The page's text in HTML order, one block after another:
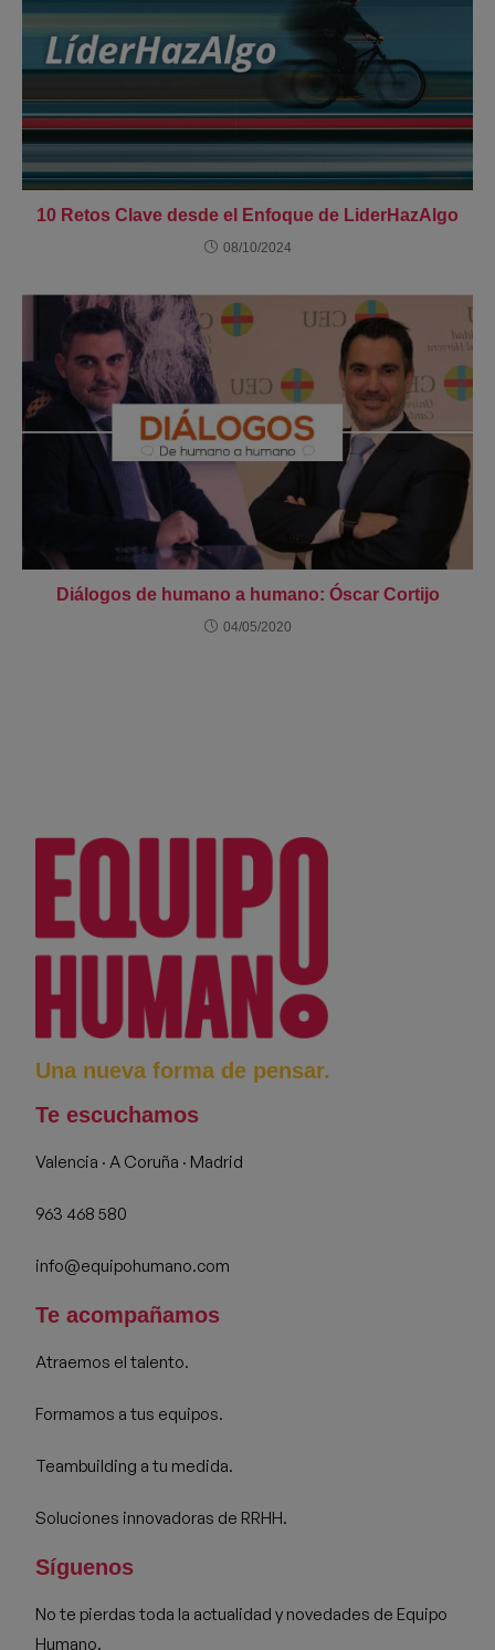
10 Retos Clave desde el Enfoque de LiderHazAlgo
08/10/2024
Diálogos de humano a humano: Óscar Cortijo
04/05/2020
Una nueva forma de pensar.
Te escuchamos
Valencia · A Coruña · Madrid
963 468 580
info@equipohumano.com
Te acompañamos
Atraemos el talento.
Formamos a tus equipos.
Teambuilding a tu medida.
Soluciones innovadoras de RRHH.
Síguenos
No te pierdas toda la actualidad y novedades de Equipo
Humano.